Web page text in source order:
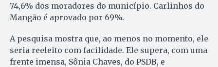
74,6% dos moradores do município. Carlinhos do
Mangão é aprovado por 69%.
A pesquisa mostra que, ao menos no momento, ele
seria reeleito com facilidade. Ele supera, com uma
frente imensa, Sônia Chaves, do PSDB, e